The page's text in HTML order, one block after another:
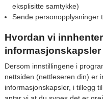
eksplisitte samtykke)
Sende personopplysninger
Hvordan vi
informasjonskapsler
Dersom innstillingene i
nettsiden (nettleseren din) er
informasjonskapsler, i tillegg